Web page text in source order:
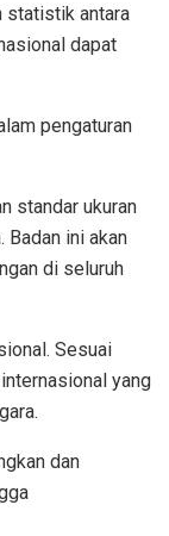
statistik antara
dapat
pengaturan
standar ukuran
ini akan
di seluruh
Sesuai
yang
dan